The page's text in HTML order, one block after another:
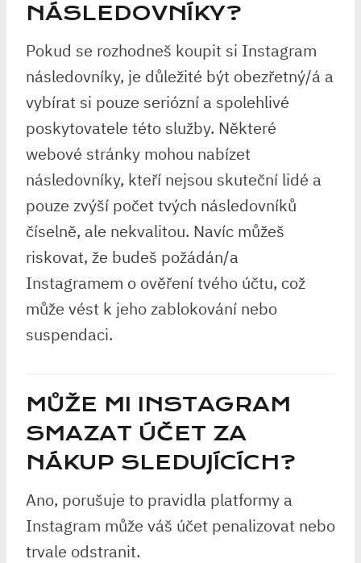
NÁSLEDOVNÍKY?
Pokud se rozhodneš koupit si Instagram
následovníky, je důležité být obezřetný/á a
vybírat si pouze seriózní a spolehlivé
poskytovatele této služby. Některé
webové stránky mohou nabízet
následovníky, kteří nejsou skuteční lidé a
pouze zvýší počet tvých následovníků
číselně, ale nekvalitou. Navíc můžeš
riskovat, že budeš požádán/a
Instagramem o ověření tvého účtu, což
může vést k jeho zablokování nebo
suspendaci.
MŮŽE MI INSTAGRAM
SMAZAT ÚČET ZA
NÁKUP SLEDUJÍCÍCH?
Ano, porušuje to pravidla platformy a
Instagram může váš účet penalizovat nebo
trvale odstranit.